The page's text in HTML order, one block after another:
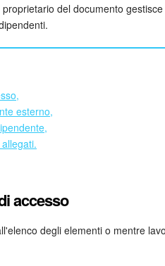
del documento
esterno,
accesso
degli elementi o mentre